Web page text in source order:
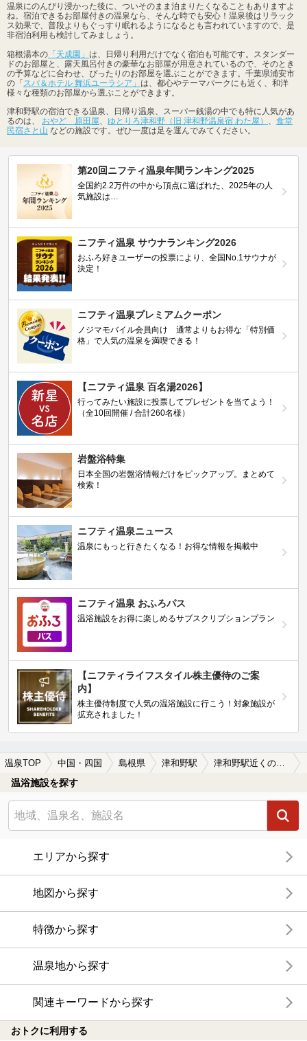
温泉にのんびり浸かった後に、ついそのまま泊まりたくなることもありますよ
ね。宿泊できるお部屋付きの温泉なら、そんな時でも安心！温泉後はリラック
ス効果で、普段よりもぐっすり眠れるようになるとも言われていますので、是
非宿泊利用も検討してみましょう。
箱根湯本の 「天成園」 は、日帰り利用だけでなく宿泊も可能です。スタンダー
ドのお部屋と、露天風呂付きの豪華なお部屋が用意されているので、そのとき
の予算などに合わせ、ぴったりのお部屋を選ぶことができます。千葉県浦安市
の「 スパ＆ホテル 舞浜ユーラシア」 は、都心やテーマパークにも近く、和洋
様々な種類のお部屋から選ぶことができます。
津和野駅の宿泊できる温泉、日帰り温泉、スーパー銭湯の中でも特に人気があ
るのは、 おやど 原田屋 ゆとりろ津和野（旧 津和野温泉宿 わた屋）
食堂
民宿さと山 などの施設です。ぜひ一度は足を運んでみてください。
第20回ニフティ温泉年間ランキング2025
全国約2.2万件の中から頂点に選ばれた、2025年の人
気施設は…
ニフティ温泉 サウナランキング2026
おふろ好きユーザーの投票により、全国No.1サウナが
決定！
ニフティ温泉プレミアムクーポン
ノジマモバイル会員向け 通常よりもお得な「特別価
格」で人気の温泉を満喫できる！
【ニフティ温泉 百名湯2026】
行ってみたい施設に投票してプレゼントを当てよう！
（全10回開催 / 合計260名様）
岩盤浴特集
日本全国の岩盤浴情報だけをピックアップ。まとめて
検索！
ニフティ温泉ニュース
温泉にもっと行きたくなる！お得な情報を掲載中
ニフティ温泉 おふろパス
温浴施設をお得に楽しめるサブスクリプションプラン
【ニフティライフスタイル株主優待のご案
内】
株主優待制度で人気の温浴施設に行こう！対象施設が
拡充されました！
温泉TOP 中国・四国 島根県 津和野駅 津和野駅近くの温泉宿・温泉旅館・ホテルおすすめ(2026年版)
温浴施設を探す
エリアから探す
地図から探す
特徴から探す
温泉地から探す
関連キーワードから探す
おトクに利用する